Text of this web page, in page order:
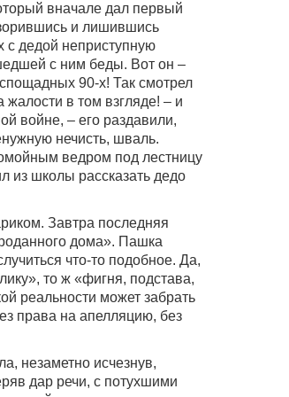
вначале дал первый
и лишившись
с дедой неприступную
с ним беды. Вот он –
90-х! Так смотрел
жалости в том взгляде! – и
войне, – его раздавили,
нечисть, шваль.
ведром под лестницу
из школы рассказать дедо
Завтра последняя
дома». Пашка
что-то подобное. Да,
то ж «фигня, подстава,
реальности может забрать
права на апелляцию, без
незаметно исчезнув,
дар речи, с потухшими